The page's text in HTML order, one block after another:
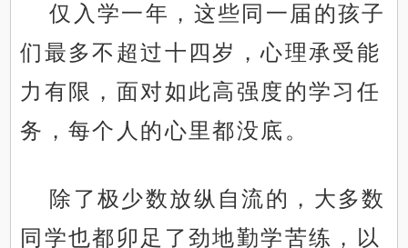
仅入学一年，这些同一届的孩子
们最多不超过十四岁，心理承受能
力有限，面对如此高强度的学习任
务，每个人的心里都没底。
除了极少数放纵自流的，大多数
同学也都卯足了劲地勤学苦练，以